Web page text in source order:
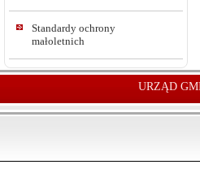
Standardy ochrony
małoletnich
URZĄD